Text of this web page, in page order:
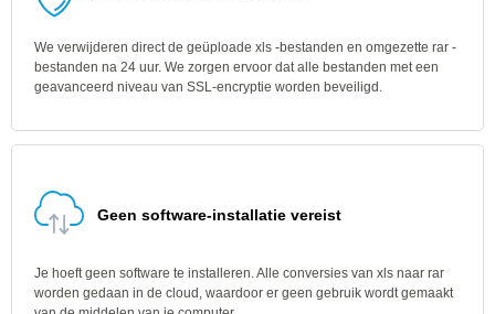
We verwijderen direct de geüploade xls -bestanden en omgezette rar -
bestanden na 24 uur. We zorgen ervoor dat alle bestanden met een
geavanceerd niveau van SSL-encryptie worden beveiligd.
Geen software-installatie vereist
Je hoeft geen software te installeren. Alle conversies van xls naar rar
worden gedaan in de cloud, waardoor er geen gebruik wordt gemaakt